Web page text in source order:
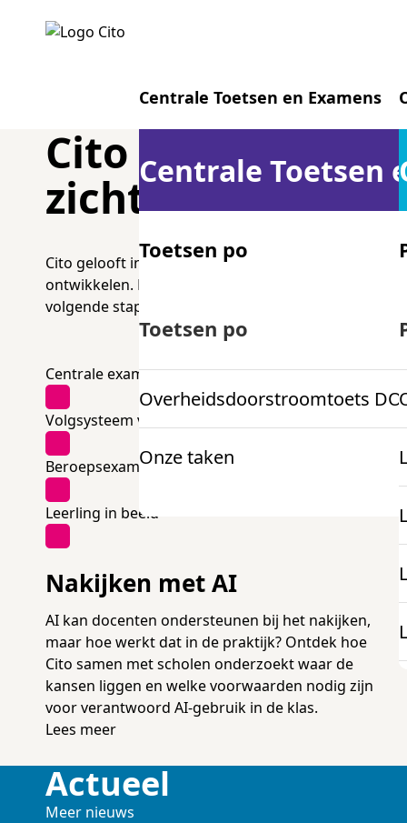
Centrale Toetsen en Examens
Centrale Toetsen
Toetsen po
Toetsen po
Overheidsdoorstroomtoets
Onze taken
Centrale examens vo
Over examens
Centrale examens mbo
mbo Engels
docentenparticipatie
Onderzoek
Projecten
Cito maakt leren
zichtbaar
Cito gelooft in een wereld waarin iedereen een
ontwikkelen. Daarom maken wij leren zichtbaar.
volgende stap kunt zetten.
Centrale examens vo
Volgsysteem voortgezet onderwijs
Beroepsexamens
Leerling in beeld
Nakijken met AI
AI kan docenten ondersteunen bij het nakijken,
maar hoe werkt dat in de praktijk? Ontdek hoe
Cito samen met scholen onderzoekt waar de
kansen liggen en welke voorwaarden nodig zijn
voor verantwoord AI-gebruik in de klas.
Lees meer
Actueel
Meer nieuws